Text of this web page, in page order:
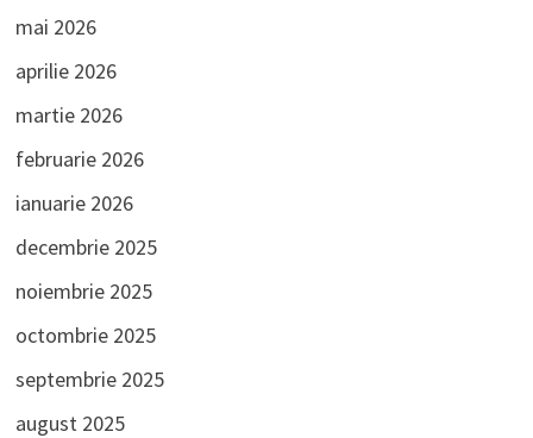
mai 2026
aprilie 2026
martie 2026
februarie 2026
ianuarie 2026
decembrie 2025
noiembrie 2025
octombrie 2025
septembrie 2025
august 2025